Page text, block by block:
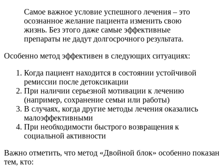
Самое важное условие успешного лечения – это
осознанное желание пациента изменить свою
жизнь. Без этого даже самые эффективные
препараты не дадут долгосрочного результата.
Особенно метод эффективен в следующих ситуациях:
Когда пациент находится в состоянии устойчивой
ремиссии после детоксикации
При наличии серьезной мотивации к лечению
(например, сохранение семьи или работы)
В случаях, когда другие методы лечения оказались
малоэффективными
При необходимости быстрого возвращения к
социальной активности
Важно отметить, что метод «Двойной блок» особенно показан
тем, кто: